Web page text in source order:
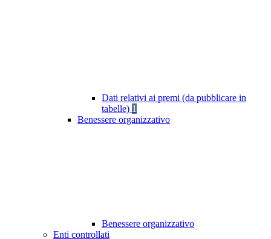
Dati relativi ai premi (da pubblicare in
tabelle) 1
Benessere organizzativo
Benessere organizzativo
Enti controllati